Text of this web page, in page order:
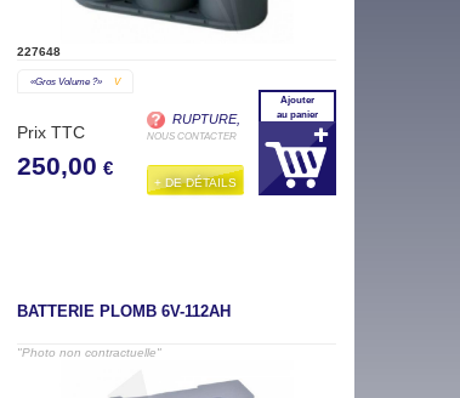
227648
«gros Volume ?» V
Prix TTC
250,00 €
RUPTURE,
NOUS CONTACTER
+ DE DÉTAILS
Ajouter
au panier
BATTERIE PLOMB 6V-112AH
"Photo non contractuelle"